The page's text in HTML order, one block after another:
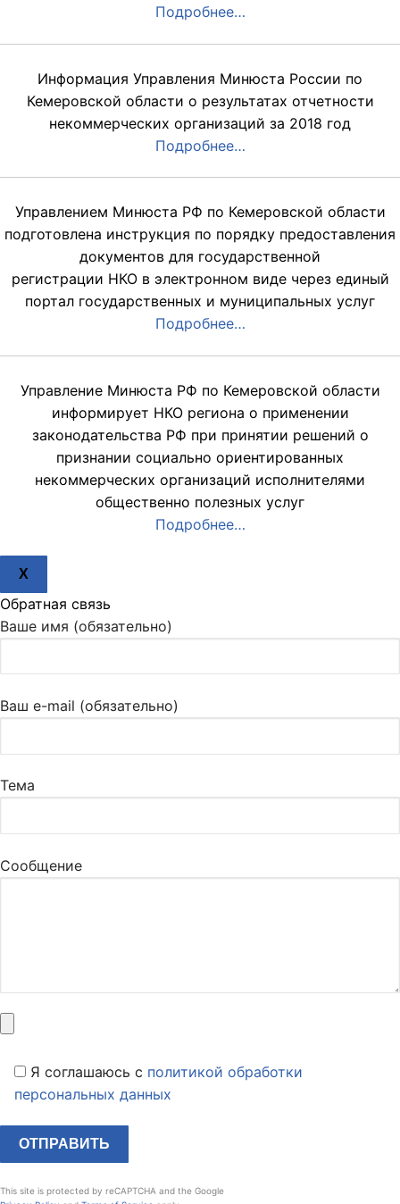
Подробнее…
Информация Управления Минюста России по
Кемеровской области о результатах отчетности
некоммерческих организаций за 2018 год
Подробнее…
Управлением Минюста РФ по Кемеровской области
подготовлена инструкция по порядку предоставления
документов для государственной
регистрации НКО в электронном виде через единый
портал государственных и муниципальных услуг
Подробнее…
Управление Минюста РФ по Кемеровской области
информирует НКО региона о применении
законодательства РФ при принятии решений о
признании социально ориентированных
некоммерческих организаций исполнителями
общественно полезных услуг
Подробнее…
X
Обратная связь
Ваше имя (обязательно)
Ваш e-mail (обязательно)
Тема
Сообщение
Я соглашаюсь c политикой обработки
персональных данных
This site is protected by reCAPTCHA and the Google